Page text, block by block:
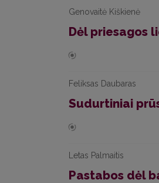
Genovaitė Kiškienė
Dėl priesagos
Feliksas Daubaras
Sudurtiniai
Letas Palmaitis
Pastabos dėl